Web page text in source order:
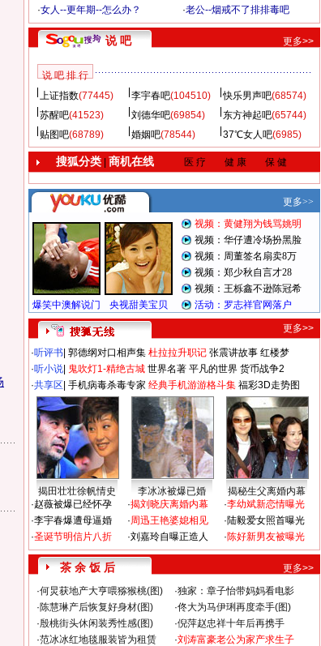
·女人--更年期--怎么办？ ·老公--烟戒不了排排毒吧
说 吧 更多>>
说 吧 排 行
上证指数(77445) 李宇春吧(104510) 快乐男声吧(68574)
苏醒吧(41523) 刘德华吧(69854) 东方神起吧(65744)
贴图吧(68789) 婚姻吧(78544) 37℃女人吧(6985)
搜狐分类| 商机在线 医 疗 健 康 保 健
更多>>
·听评书 郭德纲对口相声集 杜拉拉升职记 张震讲故事 红楼梦
·听小说 鬼吹灯1-精绝古城 世界名著 平凡的世界 货币战争2
·共享区 手机病毒杀毒专家 经典手机游游格斗集 福彩3D走势图
揭田壮壮徐帆情史 李冰冰被爆已婚
揭秘生父离婚内幕
·赵薇被爆已经怀孕
·李宇春爆遭母逼婚
·圣诞节明信片八折
·揭刘晓庆离婚内幕
·周迅王艳婆媳相见
·刘嘉玲自曝正造人
·李幼斌新恋情曝光
·陆毅爱女照首曝光
·陈好新男友被曝光
茶 余 饭 后
更多>>
·何炅获地产大亨喂猕猴桃(图) ·独家：章子怡带妈妈看电影
·陈慧琳产后恢复好身材(图) ·佟大为马伊琍再度牵手(图)
·殷桃街头休闲装秀性感(图) ·倪萍赵忠祥十年后再携手
·范冰冰红地毯服装皆为租赁 ·刘涛富豪老公为家产求生子